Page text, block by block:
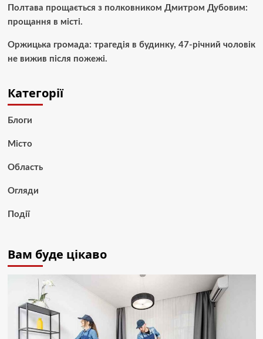
Полтава прощається з полковником Дмитром Дубовим:
прощання в місті.
Оржицька громада: трагедія в будинку, 47-річний чоловік
не вижив після пожежі.
Категорії
Блоги
Місто
Область
Огляди
Події
Вам буде цікаво